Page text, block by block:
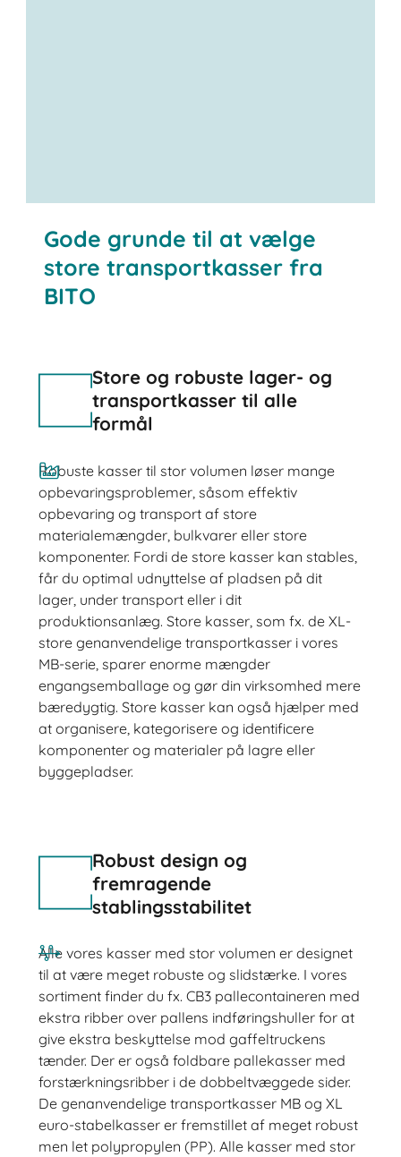
Gode grunde til at vælge
store transportkasser fra
BITO
Store og robuste lager- og
transportkasser til alle
formål
Robuste kasser til stor volumen løser mange
opbevaringsproblemer, såsom effektiv
opbevaring og transport af store
materialemængder, bulkvarer eller store
komponenter. Fordi de store kasser kan stables,
får du optimal udnyttelse af pladsen på dit
lager, under transport eller i dit
produktionsanlæg. Store kasser, som fx. de XL-
store genanvendelige transportkasser i vores
MB-serie, sparer enorme mængder
engangsemballage og gør din virksomhed mere
bæredygtig. Store kasser kan også hjælper med
at organisere, kategorisere og identificere
komponenter og materialer på lagre eller
byggepladser.
Robust design og
fremragende
stablingsstabilitet
Alle vores kasser med stor volumen er designet
til at være meget robuste og slidstærke. I vores
sortiment finder du fx. CB3 pallecontaineren med
ekstra ribber over pallens indføringshuller for at
give ekstra beskyttelse mod gaffeltruckens
tænder. Der er også foldbare pallekasser med
forstærkningsribber i de dobbeltvæggede sider.
De genanvendelige transportkasser MB og XL
euro-stabelkasser er fremstillet af meget robust
men let polypropylen (PP). Alle kasser med stor